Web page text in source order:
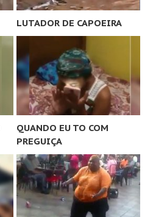
LUTADOR DE CAPOEIRA
QUANDO EU TO COM
PREGUIÇA